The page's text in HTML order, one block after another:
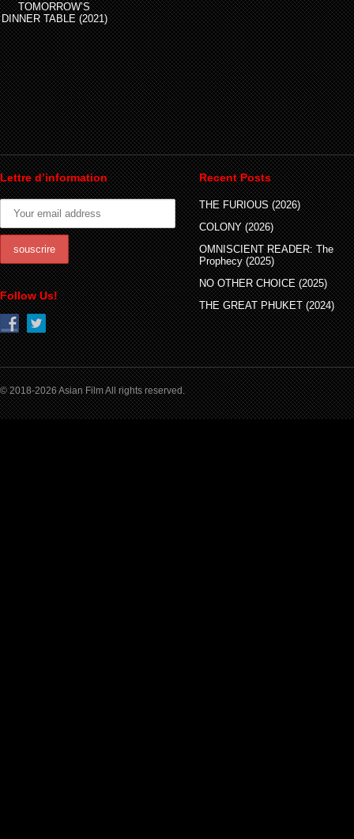
TOMORROW’S
DINNER TABLE (2021)
Lettre d’information
Follow Us!
Recent Posts
THE FURIOUS (2026)
COLONY (2026)
OMNISCIENT READER: The
Prophecy (2025)
NO OTHER CHOICE (2025)
THE GREAT PHUKET (2024)
© 2018-2026 Asian Film All rights reserved.